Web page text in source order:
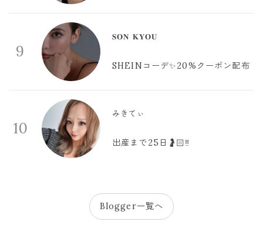
9
𝐒𝐎𝐍 𝐊𝐘𝐎𝐔
SHEINコーデ✨20%クーポン配布
10
みきてぃ
出産まで25日🤰🏻‼️
Blogger一覧へ